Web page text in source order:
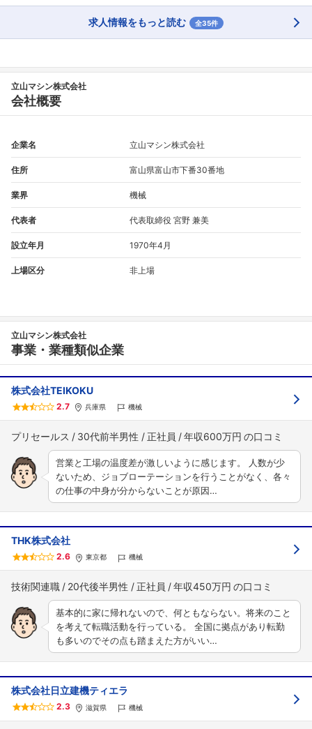
求人情報をもっと読む 全35件
立山マシン株式会社
会社概要
企業名 立山マシン株式会社
住所 富山県富山市下番30番地
業界 機械
代表者 代表取締役 宮野 兼美
設立年月 1970年4月
上場区分 非上場
立山マシン株式会社
事業・業種類似企業
株式会社TEIKOKU
2.7 兵庫県 機械
プリセールス 30代前半男性 正社員 年収600万円
営業と工場の温度差が激しいように感じます。 人数が少
ないため、ジョブローテーションを行うことがなく、各々
の仕事の中身が分からないことが原因…
THK株式会社
2.6 東京都 機械
技術関連職 20代後半男性 正社員 年収450万円
基本的に家に帰れないので、何ともならない。将来のこと
を考えて転職活動を行っている。 全国に拠点があり転勤
も多いのでその点も踏まえた方がいい…
株式会社日立建機ティエラ
2.3 滋賀県 機械